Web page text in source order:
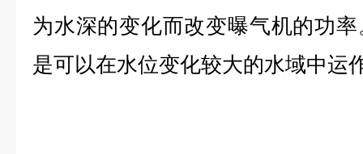
为水深的变化而改变曝气机的功
是可以在水位变化较大的水域中运